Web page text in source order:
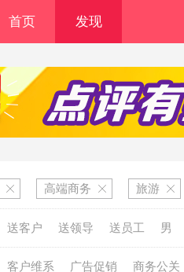
首页 发现
高端商务 旅游
送客户 送领导 送员工 男
客户维系 广告促销 商务公关